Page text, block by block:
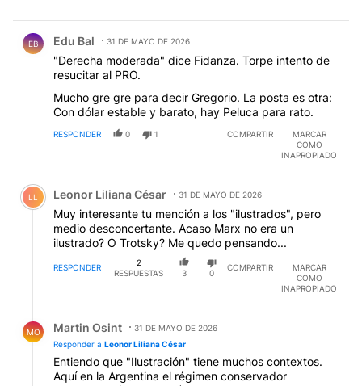
EB Edu Bal 31 DE MAYO DE 2026
"Derecha moderada" dice Fidanza. Torpe intento de
resucitar al PRO.
Mucho gre gre para decir Gregorio. La posta es otra:
Con dólar estable y barato, hay Peluca para rato.
RESPONDER 0 1 COMPARTIR
MARCAR
COMO
INAPROPIADO
Comentario de Leonor Liliana César.
LL Leonor Liliana César 31 DE MAYO DE 2026
Muy interesante tu mención a los "ilustrados", pero
medio desconcertante. Acaso Marx no era un
ilustrado? O Trotsky? Me quedo pensando...
RESPONDER
2
RESPUESTAS
3 0
COMPARTIR
MARCAR
COMO
INAPROPIADO
MO Martin Osint
31 DE MAYO DE 2026
Responder a Leonor Liliana César
Entiendo que "Ilustración" tiene muchos contextos.
Aquí en la Argentina el régimen conservador